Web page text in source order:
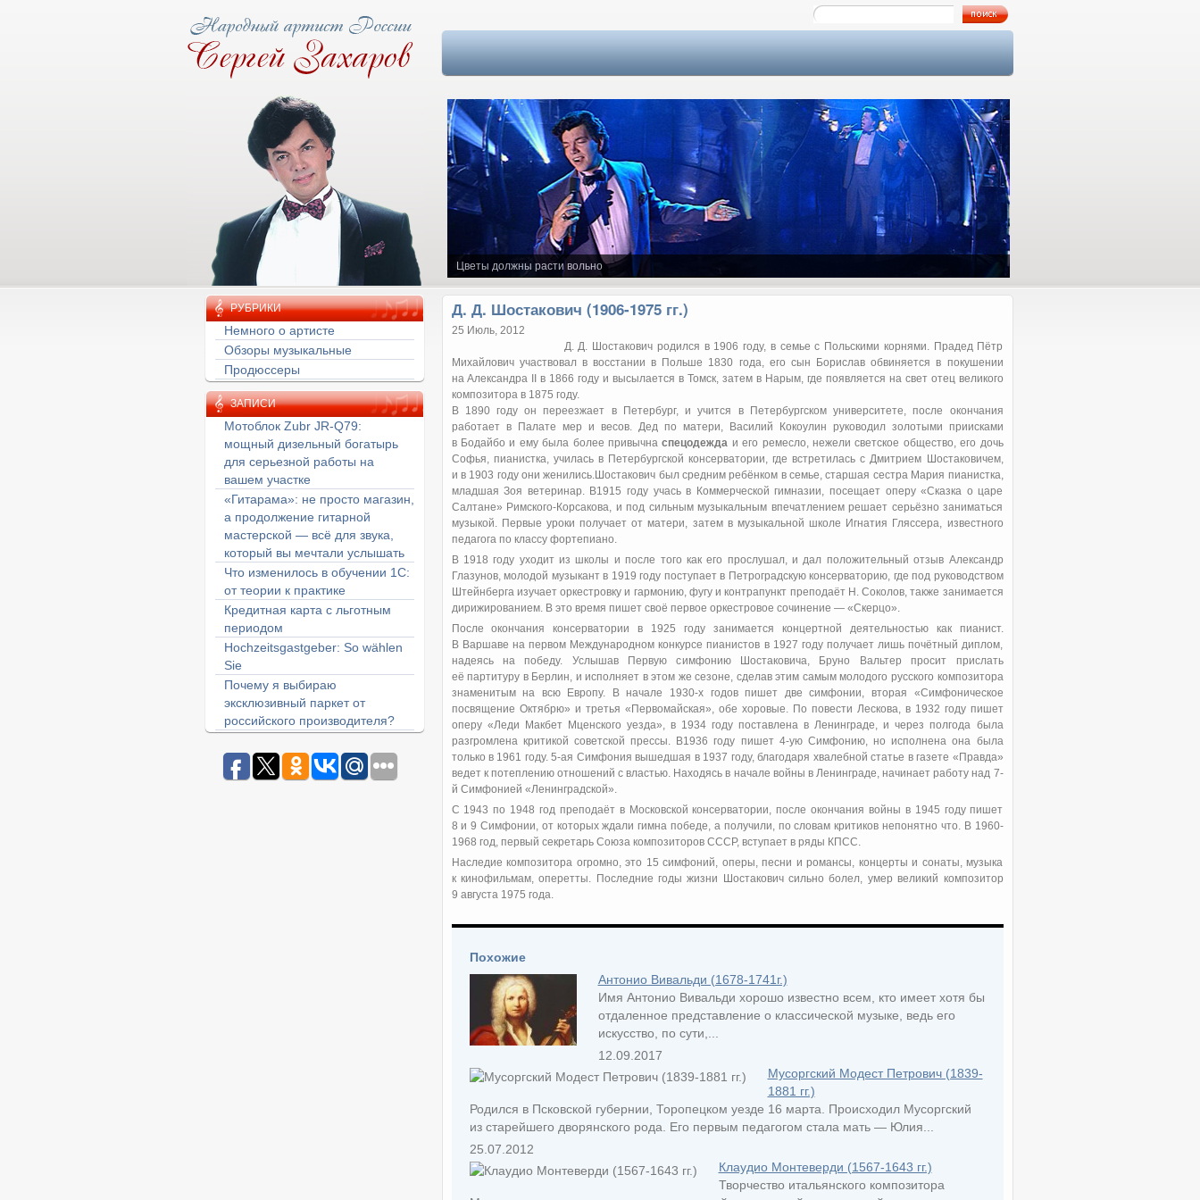
Цветы должны расти вольно
РУБРИКИ
Немного о артисте
Обзоры музыкальные
Продюссеры
ЗАПИСИ
Мотоблок Zubr JR-Q79:
мощный дизельный богатырь
для серьезной работы на
вашем участке
«Гитарама»: не просто магазин,
а продолжение гитарной
мастерской — всё для звука,
который вы мечтали услышать
Что изменилось в обучении 1С:
от теории к практике
Кредитная карта с льготным
периодом
Hochzeitsgastgeber: So wählen
Sie
Почему я выбираю
эксклюзивный паркет от
российского производителя?
Д. Д. Шостакович (1906-1975 гг.)
25 Июль, 2012
Д. Д. Шостакович родился в 1906 году, в семье с Польскими корнями. Прадед Пётр
Михайлович участвовал в восстании в Польше 1830 года, его сын Борислав обвиняется в покушении
на Александра II в 1866 году и высылается в Томск, затем в Нарым, где появляется на свет отец великого
композитора в 1875 году.
В 1890 году он переезжает в Петербург, и учится в Петербургском университете, после окончания
работает в Палате мер и весов. Дед по матери, Василий Кокоулин руководил золотыми приисками
в Бодайбо и ему была более привычнаспецодежда и его ремесло, нежели светское общество, его дочь
Софья, пианистка, училась в Петербургской консерватории, где встретилась с Дмитрием Шостаковичем,
и в 1903 году они женились.Шостакович был средним ребёнком в семье, старшая сестра Мария пианистка,
младшая Зоя ветеринар. В1915 году учась в Коммерческой гимназии, посещает оперу «Сказка о царе
Салтане» Римского-Корсакова, и под сильным музыкальным впечатлением решает серьёзно заниматься
музыкой. Первые уроки получает от матери, затем в музыкальной школе Игнатия Гляссера, известного
педагога по классу фортепиано.
В 1918 году уходит из школы и после того как его прослушал, и дал положительный отзыв Александр
Глазунов, молодой музыкант в 1919 году поступает в Петроградскую консерваторию, где под руководством
Штейнберга изучает оркестровку и гармонию, фугу и контрапункт преподаёт Н. Соколов, также занимается
дирижированием. В это время пишет своё первое оркестровое сочинение — «Скерцо».
После окончания консерватории в 1925 году занимается концертной деятельностью как пианист.
В Варшаве на первом Международном конкурсе пианистов в 1927 году получает лишь почётный диплом,
надеясь на победу. Услышав Первую симфонию Шостаковича, Бруно Вальтер просит прислать
её партитуру в Берлин, и исполняет в этом же сезоне, сделав этим самым молодого русского композитора
знаменитым на всю Европу. В начале 1930-х годов пишет две симфонии, вторая «Симфоническое
посвящение Октябрю» и третья «Первомайская», обе хоровые. По повести Лескова, в 1932 году пишет
оперу «Леди Макбет Мценского уезда», в 1934 году поставлена в Ленинграде, и через полгода была
разгромлена критикой советской прессы. В1936 году пишет 4-ую Симфонию, но исполнена она была
только в 1961 году. 5-ая Симфония вышедшая в 1937 году, благодаря хвалебной статье в газете «Правда»
ведет к потеплению отношений с властью. Находясь в начале войны в Ленинграде, начинает работу над 7-
й Симфонией «Ленинградской».
С 1943 по 1948 год преподаёт в Московской консерватории, после окончания войны в 1945 году пишет
8 и 9 Симфонии, от которых ждали гимна победе, а получили, по словам критиков непонятно что. В 1960-
1968 год, первый секретарь Союза композиторов СССР, вступает в ряды КПСС.
Наследие композитора огромно, это 15 симфоний, оперы, песни и романсы, концерты и сонаты, музыка
к кинофильмам, оперетты. Последние годы жизни Шостакович сильно болел, умер великий композитор
9 августа 1975 года.
Похожие
Антонио Вивальди (1678-1741г.)
Имя Антонио Вивальди хорошо известно всем, кто имеет хотя бы
отдаленное представление о классической музыке, ведь его
искусство, по сути,...
12.09.2017
Мусоргский Модест Петрович (1839-
1881 гг.)
Родился в Псковской губернии, Торопецком уезде 16 марта. Происходил Мусоргский
из старейшего дворянского рода. Его первым педагогом стала мать — Юлия...
25.07.2012
Клаудио Монтеверди (1567-1643 гг.)
Творчество итальянского композитора